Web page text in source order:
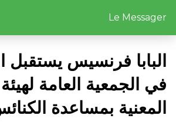
Le Messager
البابا فرنسيس يستقبل
في الجمعية العامة
المعنية بمساعدة